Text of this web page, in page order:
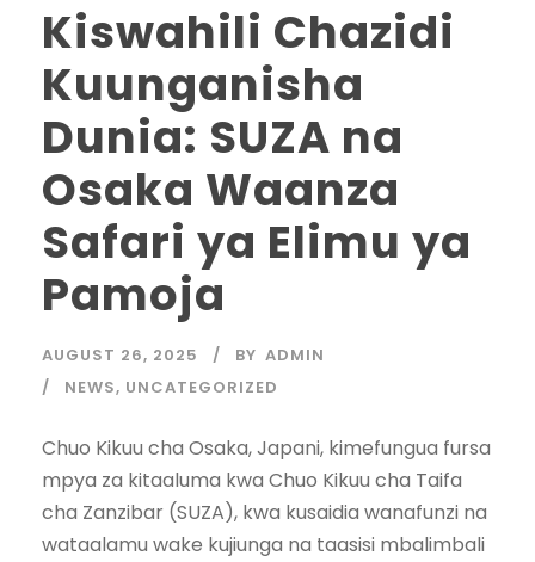
Kiswahili Chazidi
Kuunganisha
Dunia: SUZA na
Osaka Waanza
Safari ya Elimu ya
Pamoja
AUGUST 26, 2025 BY ADMIN
NEWS, UNCATEGORIZED
Chuo Kikuu cha Osaka, Japani, kimefungua fursa
mpya za kitaaluma kwa Chuo Kikuu cha Taifa
cha Zanzibar (SUZA), kwa kusaidia wanafunzi na
wataalamu wake kujiunga na taasisi mbalimbali